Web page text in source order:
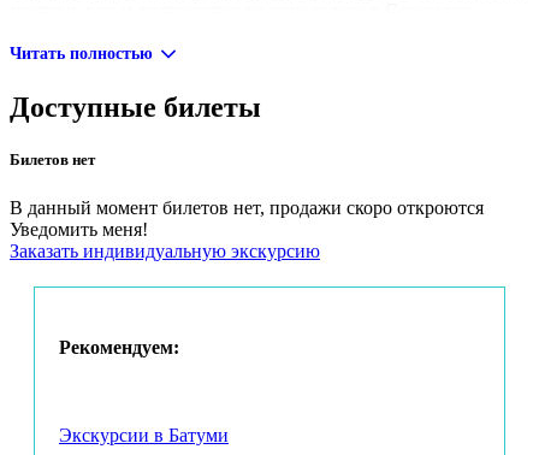
Мы увидим:
Алазанскую долину и Большой Кавказ;
один из самых необычных мемориалов Великой
Отечественной войны;
Мы узнаем:
как Сигнахи изменился при Саакашвили;
Читать полностью
Доступные билеты
Билетов нет
В данный момент билетов нет, продажи скоро откроются
Уведомить меня!
Заказать индивидуальную экскурсию
Рекомендуем:
Экскурсии в Батуми